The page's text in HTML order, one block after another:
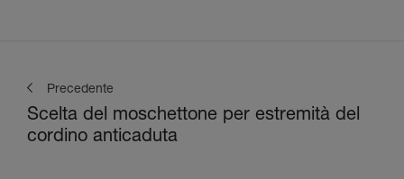
Precedente
Scelta del moschettone per estremità del
cordino anticaduta